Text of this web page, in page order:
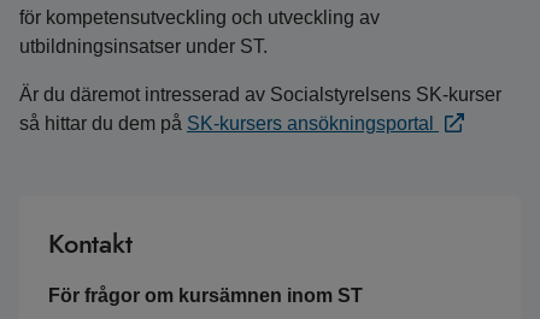
för kompetensutveckling och utveckling av
utbildningsinsatser under ST.
Är du däremot intresserad av Socialstyrelsens SK-kurser
så hittar du dem på SK-kursers ansökningsportal
Kontakt
För frågor om kursämnen inom ST